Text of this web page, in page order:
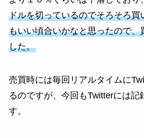
ドルを切っているのでそろそろ買
もいい頃合いかなと思ったので、
した。
売買時には毎回リアルタイムに
るのですが、今回もTwitterには記
す。